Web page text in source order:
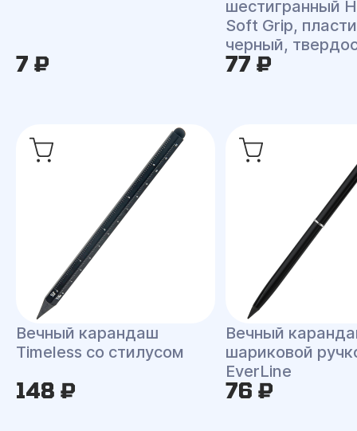
7 ₽
шестигранный
Soft Grip,
черный,
77 ₽
Вечный карандаш
Timeless со стилусом
148 ₽
Вечный
шариковой
EverLine
76 ₽